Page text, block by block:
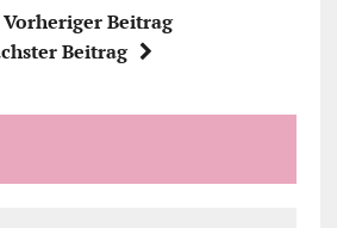
Vorheriger Beitrag
Beitrag